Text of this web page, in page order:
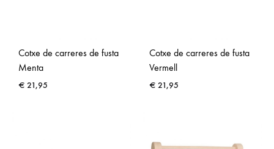
Cotxe de carreres de fusta
Menta
€ 21,95
Cotxe de carreres de fusta
Vermell
€ 21,95